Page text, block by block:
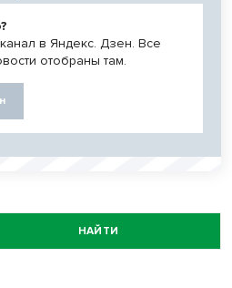
в Яндекс. Дзен. Все
отобраны там.
НАЙТИ